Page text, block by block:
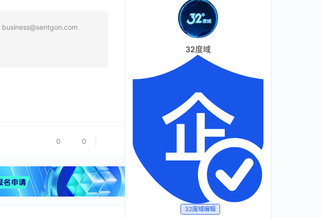
business@sentgon.com
0 0
32度域
32度域编辑